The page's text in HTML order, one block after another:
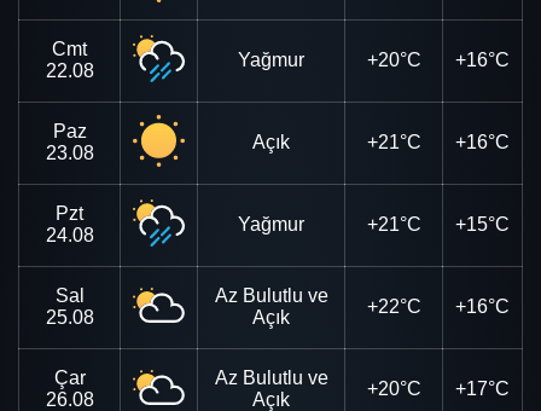
Cmt
22.08
Yağmur +20°C +16°C
Paz
23.08
Açık +21°C +16°C
Pzt
24.08
Yağmur +21°C +15°C
Sal
25.08
Az Bulutlu ve
Açık
+22°C +16°C
Çar
26.08
Az Bulutlu ve
Açık
+20°C +17°C